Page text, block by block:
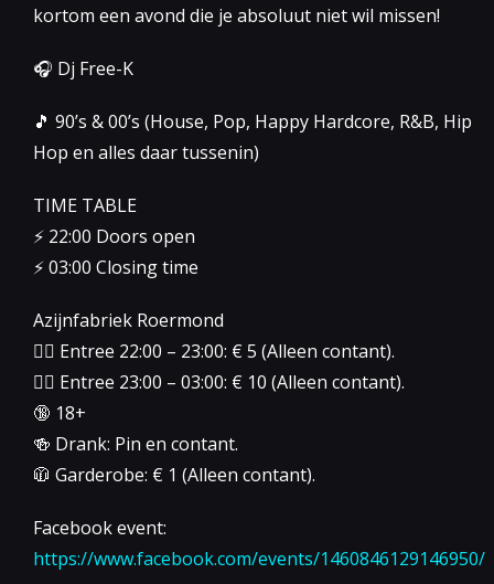
kortom een avond die je absoluut niet wil missen!
🎧 Dj Free-K
🎵 90’s & 00’s (House, Pop, Happy Hardcore, R&B, Hip
Hop en alles daar tussenin)
TIME TABLE
⚡️ 22:00 Doors open
⚡️ 03:00 Closing time
Azijnfabriek Roermond
👉🏻 Entree 22:00 – 23:00: € 5 (Alleen contant).
👉🏻 Entree 23:00 – 03:00: € 10 (Alleen contant).
🔞 18+
🍻 Drank: Pin en contant.
🧥 Garderobe: € 1 (Alleen contant).
Facebook event:
https://www.facebook.com/events/1460846129146950/